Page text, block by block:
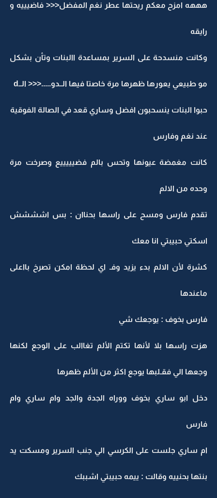
هههه امزح معكم ريحتها عطر نغم المفضل<<< فاضيييه و
رايقه
وكانت منسدحة على السرير بمساعدة االبنات وتأن بشكل
مو طبيعي يعورها ظهرها مرة خاصتا فيها الــدو.....<<< الــd
حبوا البنات ينسحبون افضل وساري قعد في الصالة الفوقية
عند نغم وفارس
كانت مغمضة عيونها وتحس بالم فضيييييع وصرخت مرة
وحده من الالم
تقدم فارس ومسح على راسها بحناان : بس اشششش
اسكتي حبيبتي انا معك
كشرة لأن الالم بدء يزيد وفـ اي لحظة امكن تصرخ بااعلى
ماعندها
فارس بخوف : يوجعك شي
هزت راسها بلا لأنها تكتم الألم تغاالب على الوجع لكنها
وجعها الي فقـلبها يوجع اكثر من الألم ظهرها
دخل ابو ساري بخوف ووراه الجدة والجد وام ساري وام
فارس
ام ساري جلست على الكرسي الي جنب السرير ومسكت يد
بنتها بحنييه وقالت : ييمه حبيبتي اشببك